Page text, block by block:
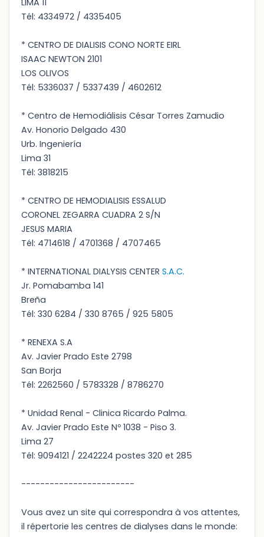
LIMA 11
Tél: 4334972 / 4335405
* CENTRO DE DIALISIS CONO NORTE EIRL
ISAAC NEWTON 2101
LOS OLIVOS
Tél: 5336037 / 5337439 / 4602612
* Centro de Hemodiálisis César Torres Zamudio
Av. Honorio Delgado 430
Urb. Ingeniería
Lima 31
Tél: 3818215
* CENTRO DE HEMODIALISIS ESSALUD
CORONEL ZEGARRA CUADRA 2 S/N
JESUS MARIA
Tél: 4714618 / 4701368 / 4707465
* INTERNATIONAL DIALYSIS CENTER S.A.C.
Jr. Pomabamba 141
Breña
Tél: 330 6284 / 330 8765 / 925 5805
* RENEXA S.A
Av. Javier Prado Este 2798
San Borja
Tél: 2262560 / 5783328 / 8786270
* Unidad Renal - Clinica Ricardo Palma.
Av. Javier Prado Este Nº 1038 - Piso 3.
Lima 27
Tél: 9094121 / 2242224 postes 320 et 285
------------------------
Vous avez un site qui correspondra à vos attentes,
il répertorie les centres de dialyses dans le monde: